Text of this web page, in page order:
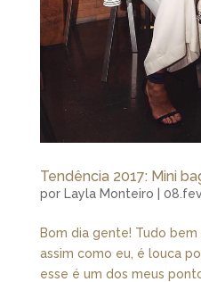
Tendência 2017: Mini
por Layla Monteiro
Bom dia gente! Tudo
assim como eu, é louca
esse é um dos meus